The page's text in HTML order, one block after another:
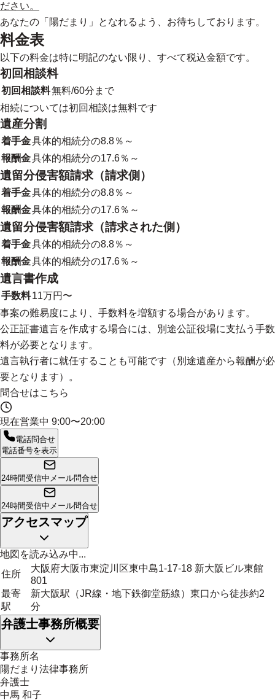
ださい。
あなたの「陽だまり」となれるよう、お待ちしております。
料金表
以下の料金は特に明記のない限り、すべて税込金額です。
初回相談料
初回相談料無料/60分まで
相続については初回相談は無料です
遺産分割
着手金具体的相続分の8.8％～
報酬金具体的相続分の17.6％～
遺留分侵害額請求（請求側）
着手金具体的相続分の8.8％～
報酬金具体的相続分の17.6％～
遺留分侵害額請求（請求された側）
着手金具体的相続分の8.8％～
報酬金具体的相続分の17.6％～
遺言書作成
手数料11万円〜
事案の難易度により、手数料を増額する場合があります。
公正証書遺言を作成する場合には、別途公証役場に支払う手数
料が必要となります。
遺言執行者に就任することも可能です（別途遺産から報酬が必
要となります）。
問合せはこちら
現在営業中 9:00〜20:00
電話問合せ
電話番号を表示
24時間受信中 メール問合せ
24時間受信中 メール問合せ
アクセスマップ
地図を読み込み中...
住所
大阪府大阪市東淀川区東中島1-17-18 新大阪ビル東館
801
最寄
駅
新大阪駅（JR線・地下鉄御堂筋線）東口から徒歩約2
分
弁護士事務所概要
事務所名
陽だまり法律事務所
弁護士
中馬 和子